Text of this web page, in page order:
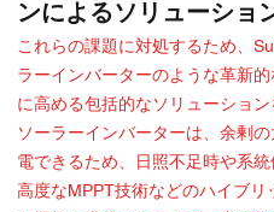
ンによるソリューショ
これらの課題に対処するため、
ラーインバーターのような革新
に高める包括的なソリューショ
ソーラーインバーターは、余剰
電できるため、日照不足時や系
高度なMPPT技術などのハイブ